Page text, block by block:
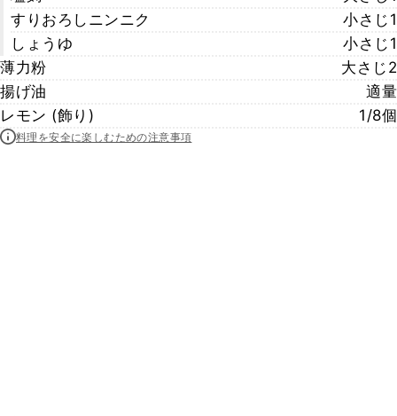
すりおろしニンニク
小さじ1
しょうゆ
小さじ1
薄力粉
大さじ2
揚げ油
適量
レモン (飾り)
1/8個
料理を安全に楽しむための注意事項